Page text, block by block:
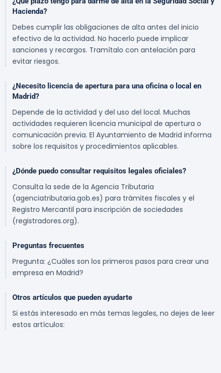
Hacienda?
Debes cumplir las obligaciones de alta antes del inicio
efectivo de la actividad. No hacerlo puede implicar
sanciones y recargos. Tramítalo con antelación para
evitar riesgos.
¿Necesito licencia de apertura para una oficina o local en
Madrid?
Depende de la actividad y del uso del local. Muchas
actividades requieren licencia municipal de apertura o
comunicación previa. El Ayuntamiento de Madrid informa
sobre los requisitos y procedimientos aplicables.
¿Dónde puedo consultar requisitos legales oficiales?
Consulta la sede de la Agencia Tributaria
(agenciatributaria.gob.es) para trámites fiscales y el
Registro Mercantil para inscripción de sociedades
(registradores.org).
Preguntas frecuentes
Pregunta: ¿Cuáles son los primeros pasos para crear una
empresa en Madrid?
Otros artículos que pueden ayudarte
Si estás interesado en más temas legales, no dejes de leer
estos artículos: